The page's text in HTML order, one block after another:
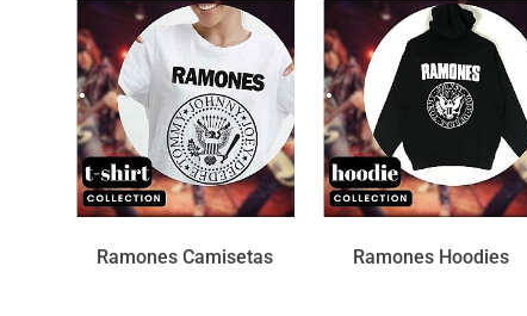
Ramones Camisetas Ramones Hoodies